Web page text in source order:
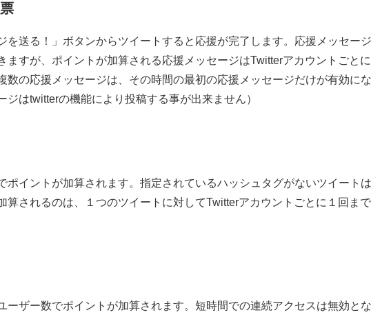
を送る！」ボタンからツイートすると応援が完了します。応援メッセージ
ますが、ポイントが加算される応援メッセージはTwitterアカウントごとに
数の応援メッセージは、その時間の最初の応援メッセージだけが有効にな
ジはtwitterの機能により投稿する事が出来ません）
ポイントが加算されます。指定されているハッシュタグがないツイートは
算されるのは、１つのツイートに対してTwitterアカウントごとに１回まで
ーザー数でポイントが加算されます。短時間での連続アクセスは無効とな